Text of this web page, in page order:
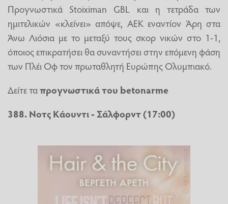
Προγνωστικά Stoiximan GBL και η τετράδα των
ημιτελικών «κλείνει» απόψε, ΑΕΚ εναντίον Άρη στα
Άνω Λιόσια με το μεταξύ τους σκορ νικών στο 1-1,
όποιος επικρατήσει θα συναντήσει στην επόμενη φάση
των Πλέι Οφ τον πρωταθλητή Ευρώπης Ολυμπιακό.
Δείτε ταπρογνωστικά τουbetonarme
388. Νοτς Κάουντι - Σάλφορντ (17:00)